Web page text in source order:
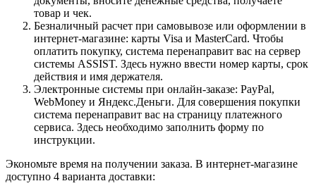
товар и чек.
Безналичный расчет при самовывозе или оформлении в
интернет-магазине: карты Visa и MasterCard. Чтобы
оплатить покупку, система перенаправит вас на сервер
системы ASSIST. Здесь нужно ввести номер карты, срок
действия и имя держателя.
Электронные системы при онлайн-заказе: PayPal,
WebMoney и Яндекс.Деньги. Для совершения покупки
система перенаправит вас на страницу платежного
сервиса. Здесь необходимо заполнить форму по
инструкции.
Экономьте время на получении заказа. В интернет-магазине
доступно 4 варианта доставки: